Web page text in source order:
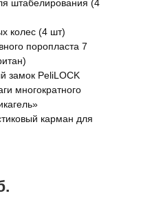
штабелирования (4
колес (4 шт)
поропласта 7
замок PeliLOCK
многократного
карман для